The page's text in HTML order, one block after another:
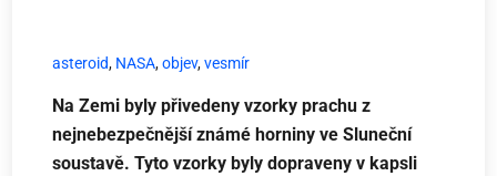
asteroid, NASA,objev,vesmír
Na Zemi byly přivedeny vzorky prachu z
nejnebezpečnější známé horniny ve Sluneční
soustavě. Tyto vzorky byly dopraveny v kapsli